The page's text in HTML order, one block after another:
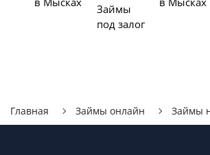
Займы
под залог
Главная Займы онлайн Займы